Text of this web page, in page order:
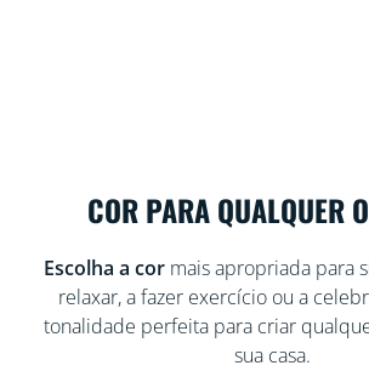
COR PARA QUALQUER
Escolha a cor mais apropriada para
relaxar, a fazer exercício ou a
tonalidade perfeita para criar
sua casa.